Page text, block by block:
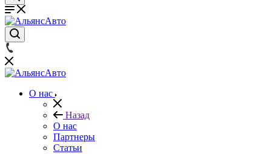
О нас
Назад
О нас
Партнеры
Статьи